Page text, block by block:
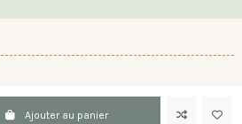
Ajouter au panier